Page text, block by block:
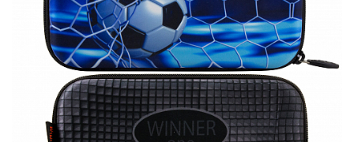
ПЛЯШКИ ДЛЯ ВОДИ
DELUNE
SCHOOL STANDARD
SKYNAME